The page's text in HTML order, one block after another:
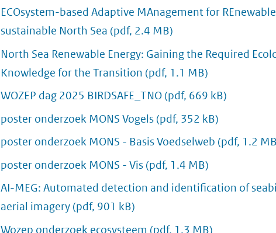
ECOsystem-based Adaptive MAnagement for
sustainable North Sea (pdf, 2.4 MB)
North Sea Renewable Energy: Gaining the Required
Knowledge for the Transition (pdf, 1.1 MB)
WOZEP dag 2025 BIRDSAFE_TNO (pdf, 669 kB)
poster onderzoek MONS Vogels (pdf, 352 kB)
poster onderzoek MONS - Basis Voedselweb (pdf, 1.2
poster onderzoek MONS - Vis (pdf, 1.4 MB)
AI-MEG: Automated detection and identification of
aerial imagery (pdf, 901 kB)
Wozep onderzoek ecosysteem (pdf, 1.3 MB)